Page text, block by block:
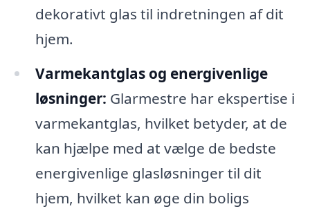
dekorativt glas til indretningen af dit
hjem.
Varmekantglas og energivenlige
løsninger: Glarmestre har ekspertise i
varmekantglas, hvilket betyder, at de
kan hjælpe med at vælge de bedste
energivenlige glasløsninger til dit
hjem, hvilket kan øge din boligs